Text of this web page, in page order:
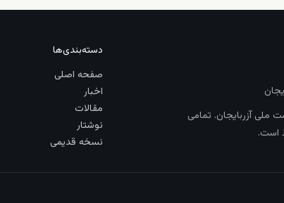
آزربایجان. تمامی
است.
دسته‌بندی‌ها
صفحه اصلی
اخبار
مقالات
نوشتار
نسخه قدیمی